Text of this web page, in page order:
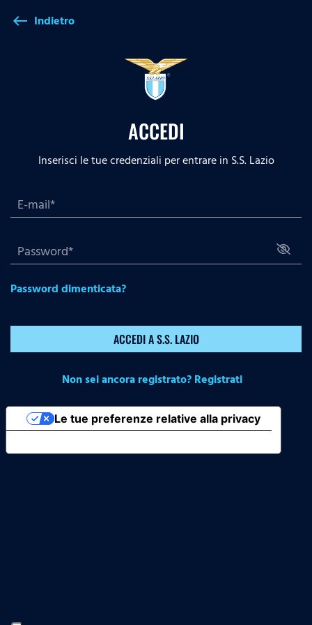
west Indietro
ACCEDI
Inserisci le tue credenziali per entrare in S.S. Lazio
Password dimenticata?
ACCEDI A S.S. LAZIO
Non sei ancora registrato? Registrati
Le tue preferenze relative alla privacy